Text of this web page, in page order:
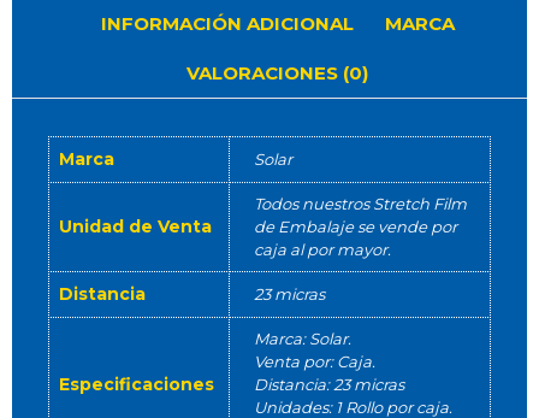
INFORMACIÓN ADICIONAL MARCA
VALORACIONES (0)
Marca Solar
Unidad de Venta
Todos nuestros Stretch Film
de Embalaje se vende por
caja al por mayor.
Distancia 23 micras
Especificaciones
Marca: Solar.
Venta por: Caja.
Distancia: 23 micras
Unidades: 1 Rollo por caja.